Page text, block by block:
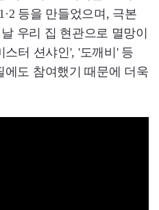
등을 만들었으며, 극본
우리 집 현관으로 멸망이
스터 션샤인', '도깨비' 등
도 참여했기 때문에 더욱